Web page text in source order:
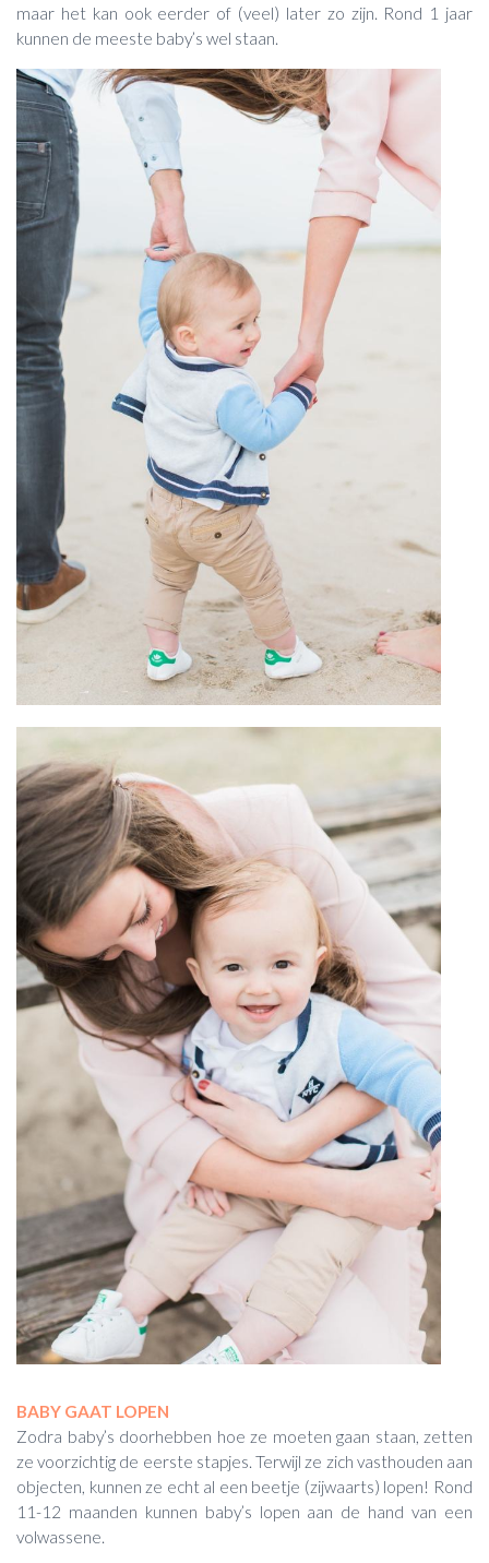
maar het kan ook eerder of (veel) later zo zijn. Rond 1 jaar
kunnen de meeste baby’s wel staan.
BABY GAAT LOPEN
Zodra baby’s doorhebben hoe ze moeten gaan staan, zetten
ze voorzichtig de eerste stapjes. Terwijl ze zich vasthouden aan
objecten, kunnen ze echt al een beetje (zijwaarts) lopen! Rond
11-12 maanden kunnen baby’s lopen aan de hand van een
volwassene.